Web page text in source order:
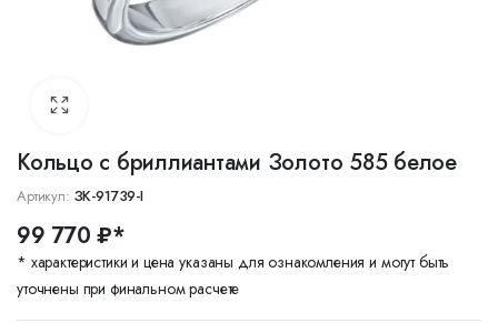
Кольцо с бриллиантами Золото 585 белое
Артикул: ЗК-91739-I
99 770 ₽*
* характеристики и цена указаны для ознакомления и могут быть
уточнены при финальном расчете